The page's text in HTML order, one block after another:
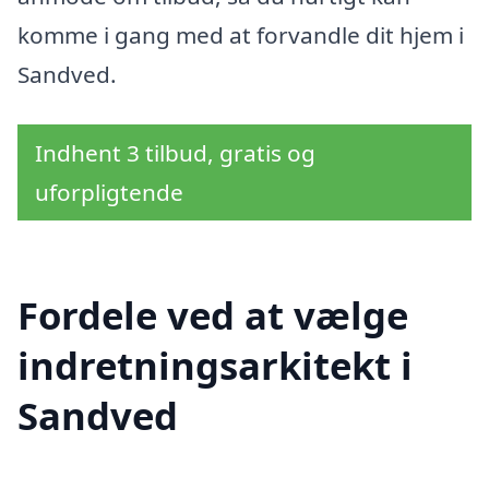
komme i gang med at forvandle dit hjem i
Sandved.
Indhent 3 tilbud, gratis og
uforpligtende
Fordele ved at vælge
indretningsarkitekt i
Sandved